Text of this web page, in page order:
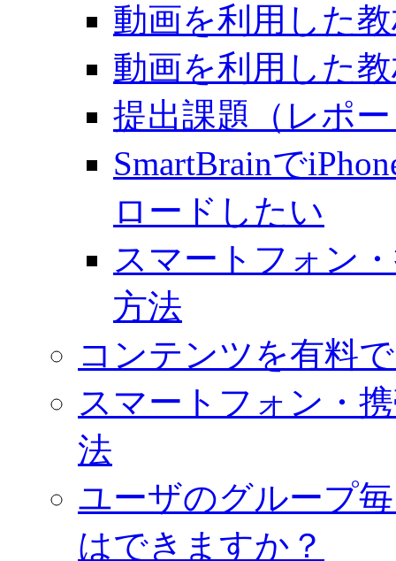
動画を利用した
動画を利用した
提出課題（レポ
SmartBrainで
ロードしたい
スマートフォン
方法
コンテンツを有料
スマートフォン・
法
ユーザのグループ
はできますか？